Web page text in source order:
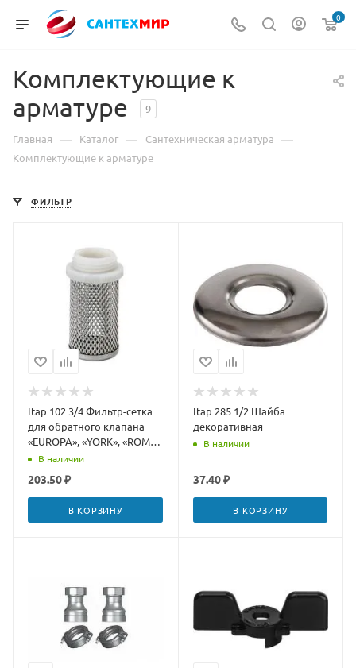
0
Комплектующие к
арматуре
9
Главная — Каталог — Сантехническая арматура —
Комплектующие к арматуре
ФИЛЬТР
Itap 102 3/4 Фильтр-сетка
для обратного клапана
«EUROPA», «YORK», «ROMA
фильтр
В наличии
203.50 ₽
В КОРЗИНУ
Itap 285 1/2 Шайба
декоративная
В наличии
37.40 ₽
В КОРЗИНУ